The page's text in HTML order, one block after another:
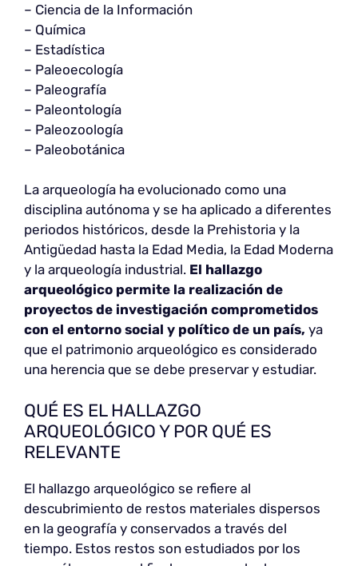
– Ciencia de la Información
– Química
– Estadística
– Paleoecología
– Paleografía
– Paleontología
– Paleozoología
– Paleobotánica
La arqueología ha evolucionado como una
disciplina autónoma y se ha aplicado a diferentes
periodos históricos, desde la Prehistoria y la
Antigüedad hasta la Edad Media, la Edad Moderna
y la arqueología industrial. El hallazgo
arqueológico permite la realización de
proyectos de investigación comprometidos
con el entorno social y político de un país, ya
que el patrimonio arqueológico es considerado
una herencia que se debe preservar y estudiar.
QUÉ ES EL HALLAZGO
ARQUEOLÓGICO Y POR QUÉ ES
RELEVANTE
El hallazgo arqueológico se refiere al
descubrimiento de restos materiales dispersos
en la geografía y conservados a través del
tiempo. Estos restos son estudiados por los